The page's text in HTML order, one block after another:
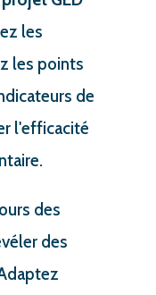
les
les points
de
l'efficacité
des
des